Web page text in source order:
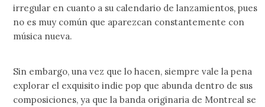
irregular en cuanto a su calendario de lanzamientos, pues
no es muy común que aparezcan constantemente con
música nueva.
Sin embargo, una vez que lo hacen, siempre vale la pena
explorar el exquisito indie pop que abunda dentro de sus
composiciones, ya que la banda originaria de Montreal se